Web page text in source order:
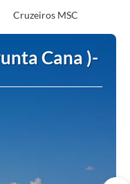
Cruzeiros MSC
Cana )-